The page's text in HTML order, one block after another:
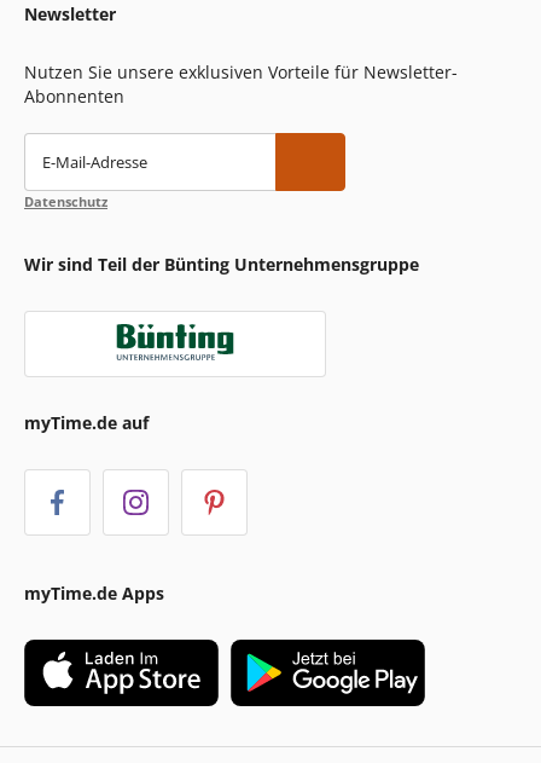
Newsletter
Nutzen Sie unsere exklusiven Vorteile für Newsletter-
Abonnenten
E-Mail-Adresse
Datenschutz
Wir sind Teil der Bünting Unternehmensgruppe
myTime.de auf
myTime.de Apps